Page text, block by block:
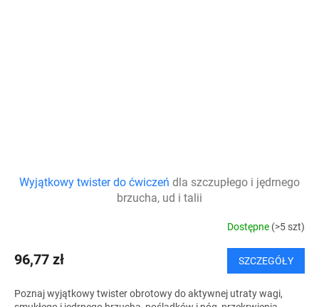
Wyjątkowy twister do ćwiczeń dla szczupłego i jędrnego
brzucha, ud i talii
Dostępne (>5 szt)
96,77 zł SZCZEGÓŁY
Poznaj wyjątkowy twister obrotowy do aktywnej utraty wagi,